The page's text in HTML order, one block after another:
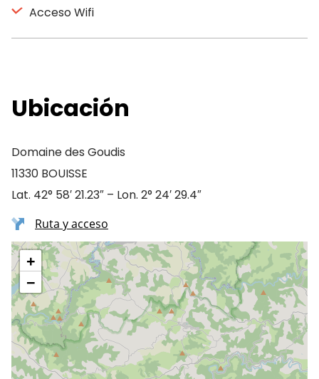
Acceso Wifi
Ubicación
Domaine des Goudis
11330 BOUISSE
Lat. 42° 58′ 21.23″ – Lon. 2° 24′ 29.4″
Ruta y acceso
+
−